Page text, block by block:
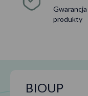
produkty
BIOUP